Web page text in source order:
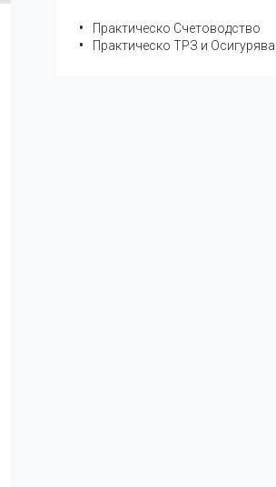
Практическо Счетоводство
Практическо ТРЗ и